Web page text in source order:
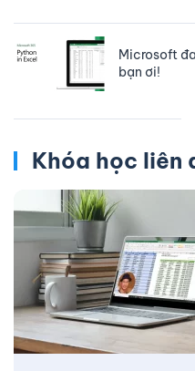
Microsoft
bạn ơi!
Khóa học liên